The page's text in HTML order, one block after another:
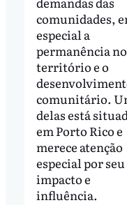
comunidades,
especial a
permanência no
território e o
comunitário.
delas está
em Porto Rico e
merece atenção
especial por seu
impacto e
influência.